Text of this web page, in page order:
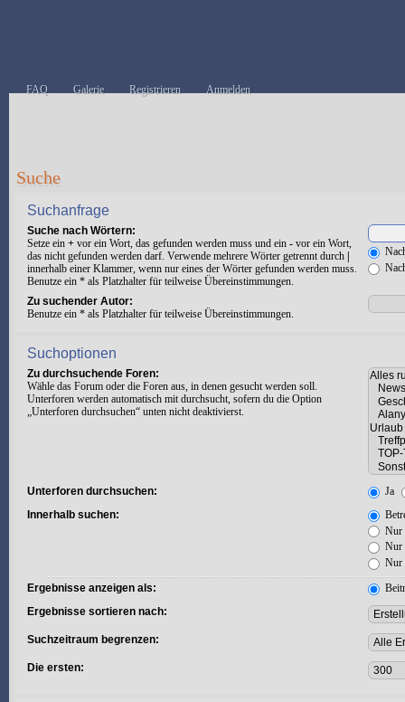
FAQ Galerie Registrieren Anmelden
Suche
Suchanfrage
Suche nach Wörtern:
Setze ein + vor ein Wort, das gefunden werden muss und ein - vor ein Wort,
das nicht gefunden werden darf. Verwende mehrere Wörter getrennt durch
innerhalb einer Klammer, wenn nur eines der Wörter gefunden werden muss.
Benutze ein * als Platzhalter für teilweise Übereinstimmungen.
Zu suchender Autor:
Benutze ein * als Platzhalter für teilweise Übereinstimmungen.
Suchoptionen
Zu durchsuchende Foren:
Wähle das Forum oder die Foren aus, in denen gesucht werden soll.
Unterforen werden automatisch mit durchsucht, sofern du die Option
„Unterforen durchsuchen“ unten nicht deaktivierst.
Unterforen durchsuchen:
Ja
Innerhalb suchen:
Nur
Nur
Nur
Ergebnisse anzeigen als:
Ergebnisse sortieren nach:
Suchzeitraum begrenzen:
Die ersten: